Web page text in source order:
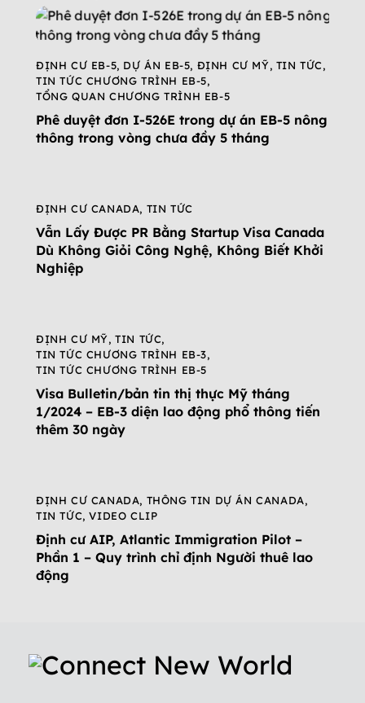
ĐỊNH CƯ EB-5, DỰ ÁN EB-5, ĐỊNH CƯ MỸ, TIN TỨC,
TIN TỨC CHƯƠNG TRÌNH EB-5,
TỔNG QUAN CHƯƠNG TRÌNH EB-5
Phê duyệt đơn I-526E trong dự án EB-5 nông
thông trong vòng chưa đầy 5 tháng
ĐỊNH CƯ CANADA, TIN TỨC
Vẫn Lấy Được PR Bằng Startup Visa Canada
Dù Không Giỏi Công Nghệ, Không Biết Khởi
Nghiệp
ĐỊNH CƯ MỸ,TIN TỨC,
TIN TỨC CHƯƠNG TRÌNH EB-3,
TIN TỨC CHƯƠNG TRÌNH EB-5
Visa Bulletin/bản tin thị thực Mỹ tháng
1/2024 – EB-3 diện lao động phổ thông tiến
thêm 30 ngày
ĐỊNH CƯ CANADA, THÔNG TIN DỰ ÁN CANADA,
TIN TỨC,VIDEO CLIP
Định cư AIP, Atlantic Immigration Pilot –
Phần 1 – Quy trình chỉ định Người thuê lao
động